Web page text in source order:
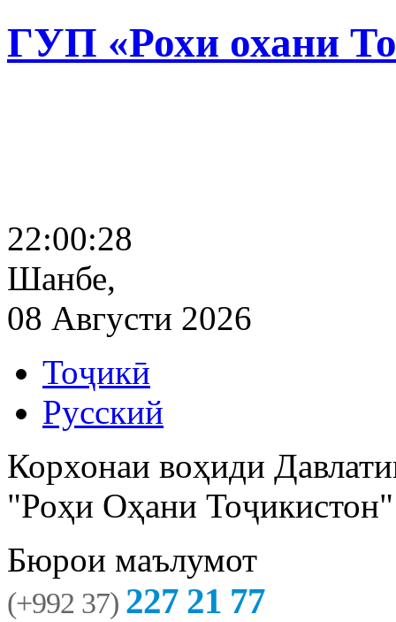
ГУП «Рохи охани
22:00:29
Шанбе,
08 Августи 2026
Тоҷикӣ
Русский
Корхонаи воҳиди
"Роҳи Оҳани Тоҷикистон"
Бюрои маълумот
(+992 37) 227 21 77